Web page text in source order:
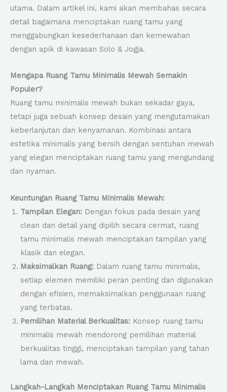
utama. Dalam artikel ini, kami akan membahas secara
detail bagaimana menciptakan ruang tamu yang
menggabungkan kesederhanaan dan kemewahan
dengan apik di kawasan Solo & Jogja.
Mengapa Ruang Tamu Minimalis Mewah Semakin
Populer?
Ruang tamu minimalis mewah bukan sekadar gaya,
tetapi juga sebuah konsep desain yang mengutamakan
keberlanjutan dan kenyamanan. Kombinasi antara
estetika minimalis yang bersih dengan sentuhan mewah
yang elegan menciptakan ruang tamu yang mengundang
dan nyaman.
Keuntungan Ruang Tamu Minimalis Mewah:
Tampilan Elegan: Dengan fokus pada desain yang
clean dan detail yang dipilih secara cermat, ruang
tamu minimalis mewah menciptakan tampilan yang
klasik dan elegan.
Maksimalkan Ruang: Dalam ruang tamu minimalis,
setiap elemen memiliki peran penting dan digunakan
dengan efisien, memaksimalkan penggunaan ruang
yang terbatas.
Pemilihan Material Berkualitas: Konsep ruang tamu
minimalis mewah mendorong pemilihan material
berkualitas tinggi, menciptakan tampilan yang tahan
lama dan mewah.
Langkah-Langkah Menciptakan Ruang Tamu Minimalis